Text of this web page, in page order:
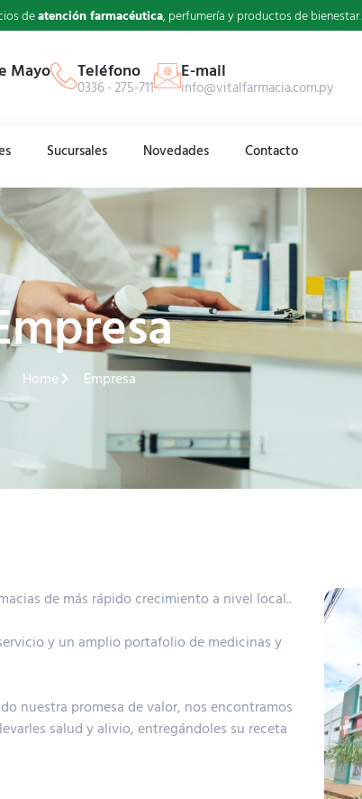
deatención farmacéutica, perfumería y productos de bienestar.
Mayo Teléfono
0336 - 275-711
E-mail
info@vitalfarmacia.com.py
Sucursales Novedades Contacto
Home Empresa
de más rápido crecimiento a nivel local..
y un amplio portafolio de medicinas y
nuestra promesa de valor, nos encontramos
salud y alivio, entregándoles su receta